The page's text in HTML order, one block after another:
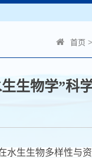
首页 >
生物学”科
生生物多样性与